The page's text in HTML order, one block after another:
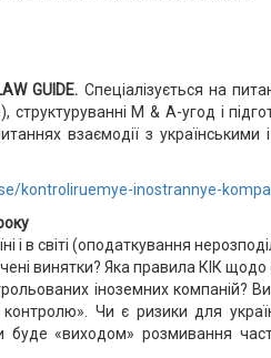
GUIDE. Спеціалізується на
M & A-угод і
взаємодії з
kontroliruemye-inostrannye-
і в світі (оподаткування
винятки? Яка правила КІК щодо
іноземних компаній?
контролю». Чи є ризики для
буде «виходом» розмивання